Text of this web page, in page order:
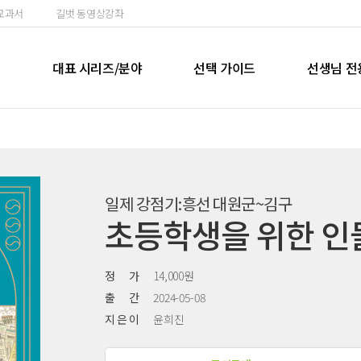
과서 길벗 동영상강좌
대표 시리즈/분야 선택 가이드 선생님 전
일제 강점기:흥선 대원군~김구
초등학생을 위한
정 가
14,000원
출 간
2024-05-08
지 은 이
윤희진